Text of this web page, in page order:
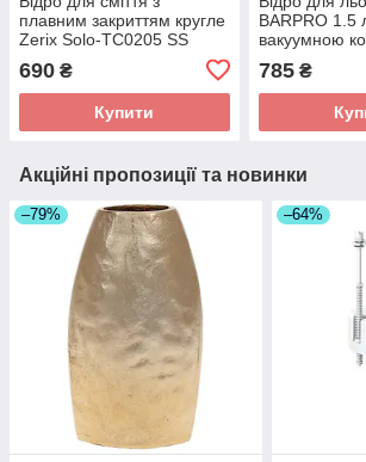
плавним закриттям кругле
Zerix Solo-TC0205 SS
Color 5л колір нержавійка
(ZX5888)
690 ₴
Купити
BARPRO 1.5
вакуумною
785₴
Акційні пропозиції та новинки
–79% –64%